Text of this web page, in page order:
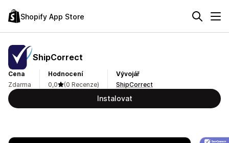
Shopify App Store
ShipCorrect
Cena
Zdarma
Hodnocení
0,0
(0 Recenze)
Vývojář
ShipCorrect
Instalovat